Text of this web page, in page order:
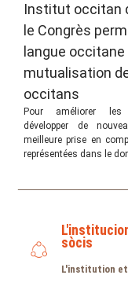
Institut occitan
le Congrès
langue occitane
mutualisation
occitans
Pour améliorer
développer de
meilleure prise en
représentées dans le
sòcis
L'institution et